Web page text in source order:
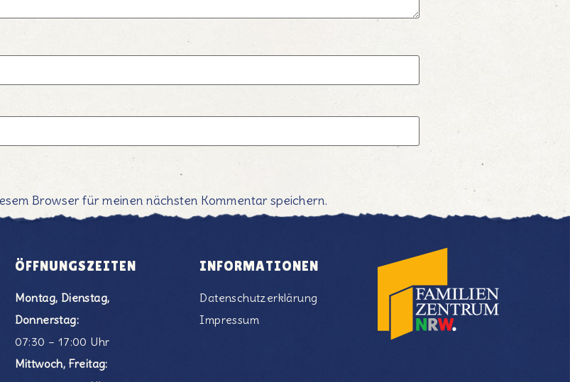
Browser für meinen nächsten Kommentar speichern.
ÖFFNUNGSZEITEN
Montag, Dienstag,
Donnerstag:
07:30 – 17:00 Uhr
Mittwoch, Freitag:
INFORMATIONEN
Datenschutzerklärung
Impressum